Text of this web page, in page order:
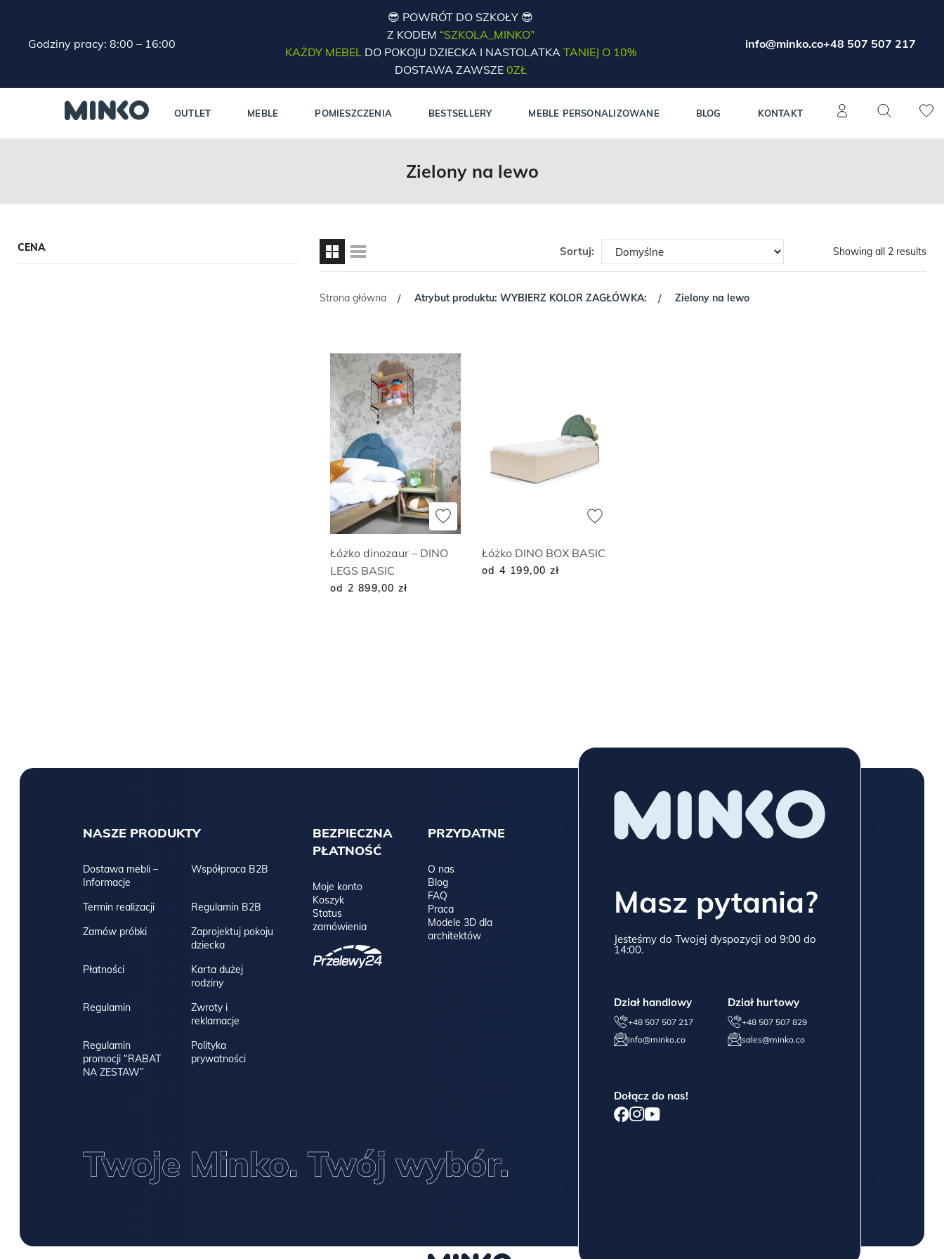
Godziny pracy: 8:00 – 16:00
😎 POWRÓT DO SZKOŁY 😎
Z KODEM “SZKOLA_MINKO”
KAŻDY MEBELDO POKOJU DZIECKA I NASTOLATKATANIEJ O 10%
DOSTAWA ZAWSZE 0ZŁ
info@minko.co+48 507 507 217
OUTLET MEBLE POMIESZCZENIA BESTSELLERY MEBLE PERSONALIZOWANE BLOG KONTAKT
Zielony na lewo
CENA Sortuj: Showing all 2 results
Strona główna / Atrybut produktu: WYBIERZ KOLOR ZAGŁÓWKA: / Zielony na lewo
Łóżko dinozaur – DINO
LEGS BASIC
od 2 899,00 zł
Łóżko DINO BOX BASIC
od 4 199,00 zł
NASZE PRODUKTY
Dostawa mebli –
Informacje
Termin realizacji
Zamów próbki
Płatności
Regulamin
Regulamin
promocji “RABAT
NA ZESTAW”
Współpraca B2B
Regulamin B2B
Zaprojektuj pokoju
dziecka
Karta dużej
rodziny
Zwroty i
reklamacje
Polityka
prywatności
BEZPIECZNA
PŁATNOŚĆ
Moje konto
Koszyk
Status
zamówienia
PRZYDATNE
O nas
Blog
FAQ
Praca
Modele 3D dla
architektów
Masz pytania?
Jesteśmy do Twojej dyspozycji od 9:00 do
14:00.
Dział handlowy
+48 507 507 217
info@minko.co
Dział hurtowy
+48 507 507 829
sales@minko.co
Dołącz do nas!